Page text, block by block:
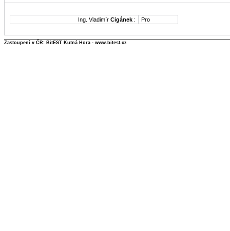
Ing. Vladimír Cigánek : Pro
Zastoupení v ČR: BitEST Kutná Hora - www.bitest.cz